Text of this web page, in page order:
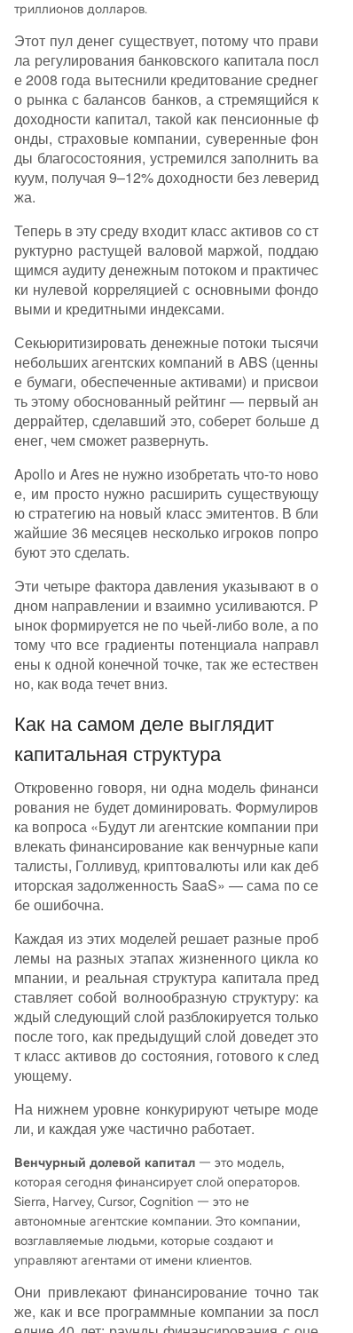
триллионов долларов.
Этот пул денег существует, потому что прави
ла регулирования банковского капитала посл
е 2008 года вытеснили кредитование среднег
о рынка с балансов банков, а стремящийся к
доходности капитал, такой как пенсионные ф
онды, страховые компании, суверенные фон
ды благосостояния, устремился заполнить ва
куум, получая 9–12% доходности без леверид
жа.
Теперь в эту среду входит класс активов со ст
руктурно растущей валовой маржой, поддаю
щимся аудиту денежным потоком и практичес
ки нулевой корреляцией с основными фондо
выми и кредитными индексами.
Секьюритизировать денежные потоки тысячи
небольших агентских компаний в ABS (ценны
е бумаги, обеспеченные активами) и присвои
ть этому обоснованный рейтинг — первый ан
деррайтер, сделавший это, соберет больше д
енег, чем сможет развернуть.
Apollo и Ares не нужно изобретать что-то ново
е, им просто нужно расширить существующу
ю стратегию на новый класс эмитентов. В бли
жайшие 36 месяцев несколько игроков попро
буют это сделать.
Эти четыре фактора давления указывают в о
дном направлении и взаимно усиливаются. Р
ынок формируется не по чьей-либо воле, а по
тому что все градиенты потенциала направл
ены к одной конечной точке, так же естествен
но, как вода течет вниз.
Как на самом деле выглядит
капитальная структура
Откровенно говоря, ни одна модель финанси
рования не будет доминировать. Формулиров
ка вопроса «Будут ли агентские компании при
влекать финансирование как венчурные капи
талисты, Голливуд, криптовалюты или как деб
иторская задолженность SaaS» — сама по се
бе ошибочна.
Каждая из этих моделей решает разные проб
лемы на разных этапах жизненного цикла ко
мпании, и реальная структура капитала пред
ставляет собой волнообразную структуру: ка
ждый следующий слой разблокируется только
после того, как предыдущий слой доведет это
т класс активов до состояния, готового к след
ующему.
На нижнем уровне конкурируют четыре моде
ли, и каждая уже частично работает.
Венчурный долевой капитал — это модель,
которая сегодня финансирует слой операторов.
Sierra, Harvey, Cursor, Cognition — это не
автономные агентские компании. Это компании,
возглавляемые людьми, которые создают и
управляют агентами от имени клиентов.
Они привлекают финансирование точно так
же, как и все программные компании за посл